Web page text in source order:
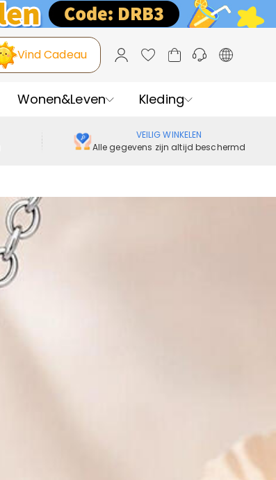
Vind Cadeau
Wonen&Leven Kleding
VEILIG WINKELEN
Alle gegevens zijn altijd beschermd